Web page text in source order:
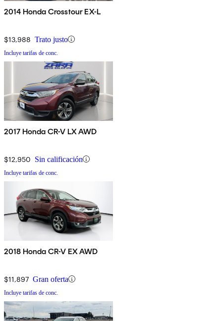
2014 Honda Crosstour EX-L
$13,988 Trato justo
Incluye tarifas de conc.
2017 Honda CR-V LX AWD
$12,950 Sin calificación
Incluye tarifas de conc.
2018 Honda CR-V EX AWD
$11,897 Gran oferta
Incluye tarifas de conc.